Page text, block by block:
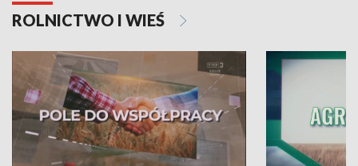
ROLNICTWO I WIEŚ